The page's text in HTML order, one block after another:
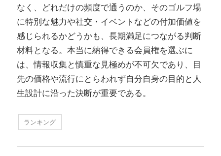
なく、どれだけの頻度で通うのか、そのゴルフ場
に特別な魅力や社交・イベントなどの付加価値を
感じられるかどうかも、長期満足につながる判断
材料となる。本当に納得できる会員権を選ぶに
は、情報収集と慎重な見極めが不可欠であり、目
先の価格や流行にとらわれず自分自身の目的と人
生設計に沿った決断が重要である。
ランキング